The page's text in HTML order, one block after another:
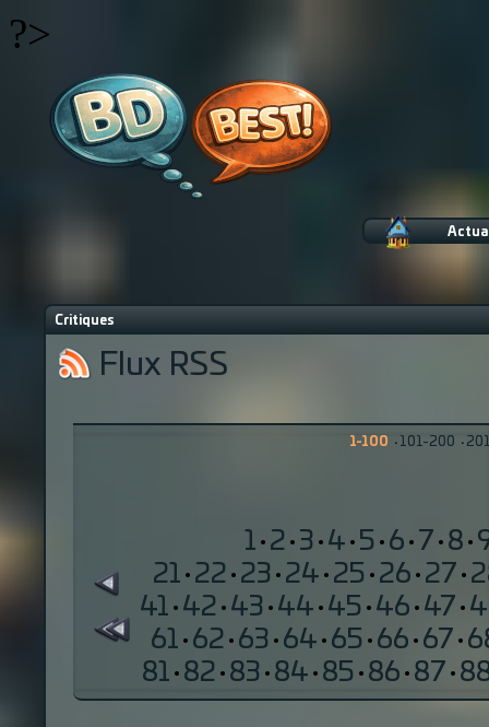
?>
Critiques
Flux RSS
1-100 · 101-200 ·
1 · 2 · 3 · 4 · 5 · 6 · 7 · 8 ·
21 · 22 · 23 · 24 · 25 · 26 · 27 ·
41 · 42 · 43 · 44 · 45 · 46 · 47 ·
61 · 62 · 63 · 64 · 65 · 66 · 67 ·
81 · 82 · 83 · 84 · 85 · 86 · 87 ·